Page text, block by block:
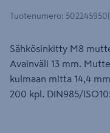
Tuotenumero: 502245950
Sähkösinkitty M8
Avainväli 13 mm.
kulmaan mitta 14,4
200 kpl. DIN985/